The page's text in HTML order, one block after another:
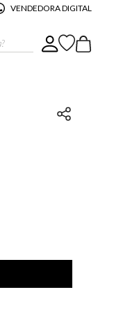
VENDEDORA DIGITAL